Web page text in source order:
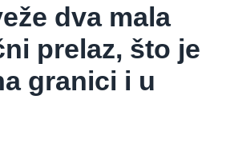
dva mala
prelaz, što je
granici i u